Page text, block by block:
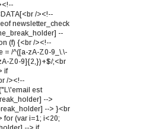
/><!--
newsletter_check
--
(f) {<br /><!--
= /^([a-zA-Z0-9_\.\-
Z0-9]{2,})+$/;<br
if
/><!--
est
-->
--> }<br
for (var i=1; i<20;